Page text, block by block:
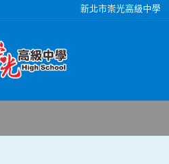
新北市崇光高級中學